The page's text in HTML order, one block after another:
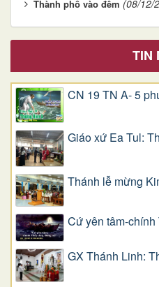
Thành phố vào đêm (08/12/
TIN
CN 19 TN A- 5
Giáo xứ Ea Tul:
Thánh lễ mừng
Cứ yên tâm-
GX Thánh Linh: